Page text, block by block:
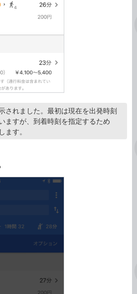
されました。最初は現在を出発時刻
ますが、到着時刻を指定するため
ます。